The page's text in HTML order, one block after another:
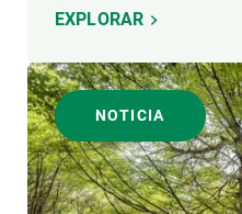
EXPLORAR
NOTICIA